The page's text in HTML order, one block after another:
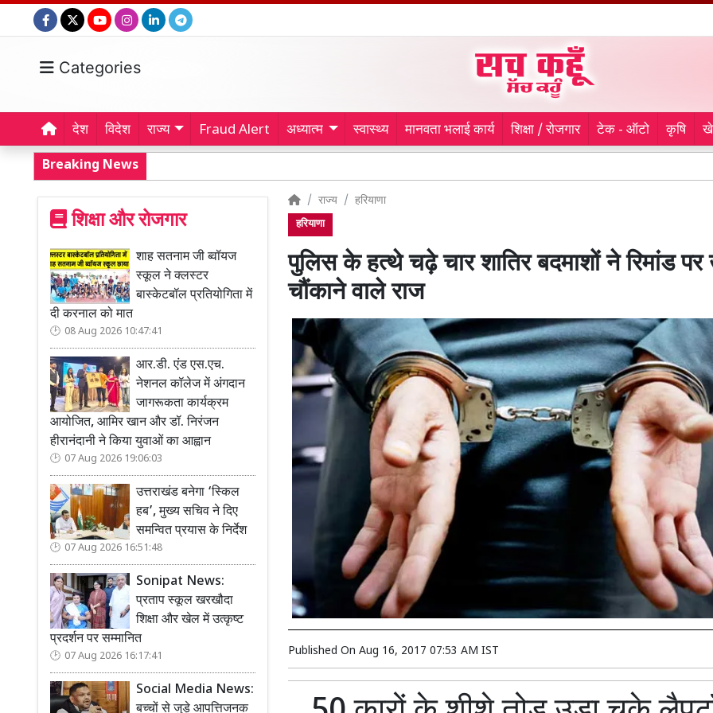
Categories
देश विदेश राज्य Fraud Alert अध्यात्म स्वास्थ्य मानवता भलाई कार्य शिक्षा / रोजगार टेक - ऑटो कृषि
Breaking News
शिक्षा और रोजगार
शाह सतनाम जी ब्वॉयज
स्कूल ने क्लस्टर
बास्केटबॉल प्रतियोगिता में
दी करनाल को मात
08 Aug 2026 10:47:41
आर.डी. एंड एस.एच.
नेशनल कॉलेज में अंगदान
जागरूकता कार्यक्रम
आयोजित, आमिर खान और डॉ. निरंजन
हीरानंदानी ने किया युवाओं का आह्वान
07 Aug 2026 19:06:03
उत्तराखंड बनेगा ‘स्किल
हब’, मुख्य सचिव ने दिए
समन्वित प्रयास के निर्देश
07 Aug 2026 16:51:48
Sonipat News:
प्रताप स्कूल खरखौदा
शिक्षा और खेल में उत्कृष्ट
प्रदर्शन पर सम्मानित
07 Aug 2026 16:17:41
Social Media News:
बच्चों से जुड़े आपत्तिजनक
राज्य हरियाणा
हरियाणा
पुलिस के हत्थे चढ़े चार शातिर बदमाशों ने रिमांड
चौंकाने वाले राज
Published On Aug 16, 2017 07:53 AM IST